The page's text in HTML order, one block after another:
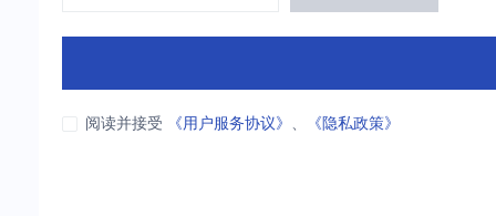
阅读并接受 《用户服务协议》 、 《隐私政策》